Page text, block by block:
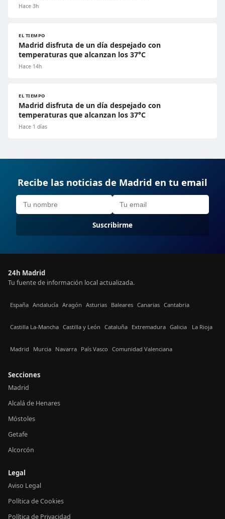
Hace 3h
EL TIEMPO
Madrid disfruta de un día despejado con
temperaturas que alcanzan los 37°C
Hace 14h
EL TIEMPO
Madrid disfruta de un día despejado con
temperaturas que alcanzan los 37°C
Hace 1 días
Recibe las noticias de Madrid en tu email
Suscribirme
24h Madrid
Tu fuente de información local actualizada.
España Andalucía Aragón Asturias Baleares Canarias Cantabria
Castilla La-Mancha Castilla y León Cataluña Extremadura Galicia La Rioja
Madrid Murcia Navarra País Vasco Comunidad Valenciana
Secciones
Madrid
Alcalá de Henares
Móstoles
Getafe
Alcorcón
Legal
Aviso Legal
Política de Cookies
Política de Privacidad